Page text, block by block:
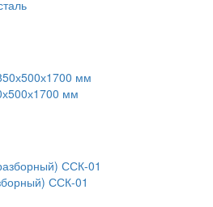
мм
ССК-01